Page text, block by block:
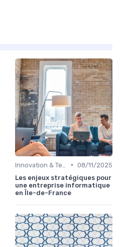
• 08/11/2025
Les enjeux stratégiques pour
une entreprise informatique
en Île-de-France